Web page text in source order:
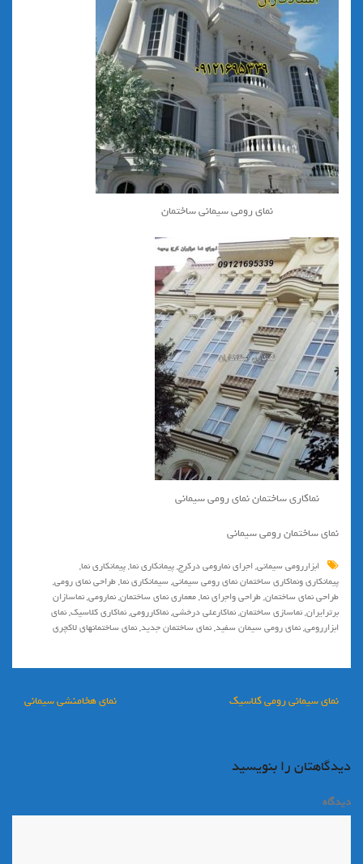
نمای رومی سیمانی ساختمان
نماكاري ساختمان نماي رومي سيماني
نماي ساختمان رومي سيماني
ابزاررومی سیمانی,اجرای نمارومی درکرج,پيمانكاري نما,پیمانکاری نما,
پیمانکاری ونماکاری ساختمان نمای رومی سیمانی, سیمانکاری نما,طراحی نمای رومی,
طراحی نمای ساختمان,طراحی واجرای نما,معماری نمای ساختمان,نمارومی,نماسازان
برترایران,نماسازي ساختمان,نماكارعلي درخشي,نماکاررومی,نماکاری کلاسیک,نمای
ابزاررومی,نمای رومی سیمان سفید,نمای ساختمان جدید,نمای ساختمانهای لاکچری
راهبری نمای هخامنشی سیمانی نمای سیمانی رومی کلاسیک
دیدگاهتان را بنویسید
دیدگاه